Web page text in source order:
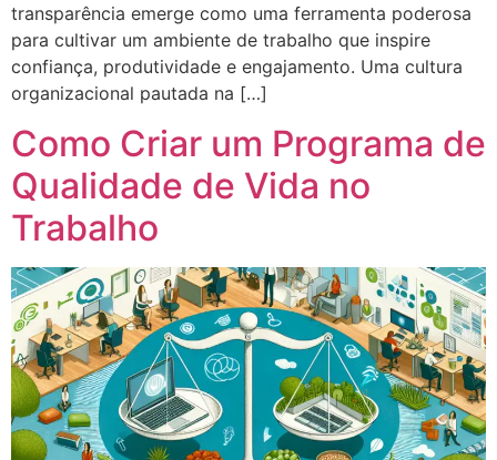
transparência emerge como uma ferramenta poderosa
para cultivar um ambiente de trabalho que inspire
confiança, produtividade e engajamento. Uma cultura
organizacional pautada na […]
Como Criar um Programa de
Qualidade de Vida no
Trabalho